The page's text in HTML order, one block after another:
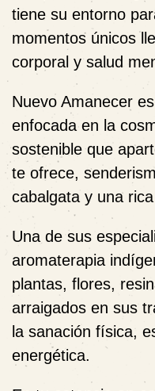
tiene su entorno
momentos únicos
corporal y salud
Nuevo Amanecer
enfocada en la
sostenible que
te ofrece,
cabalgata y una
Una de sus
aromaterapia
plantas, flores,
arraigados en sus
la sanación física,
energética.